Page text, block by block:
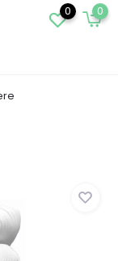
0 0